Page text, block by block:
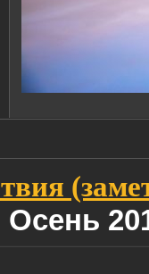
Осень